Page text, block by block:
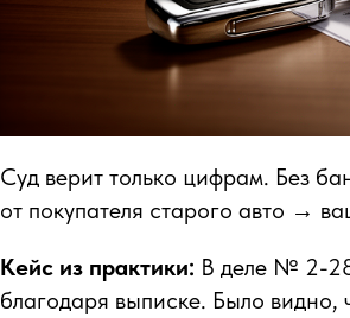
Суд верит только цифрам. Без
от покупателя старого авто →
Кейс из практики: В деле № 2-
благодаря выписке. Было видно,